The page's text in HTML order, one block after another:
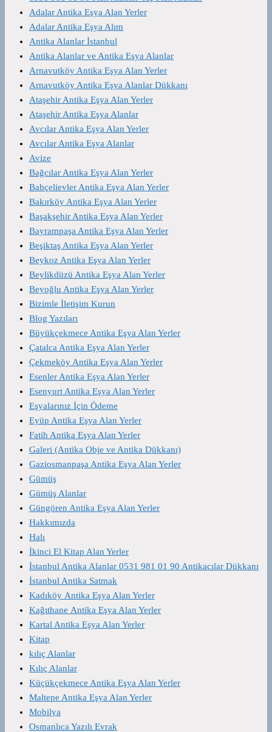
Adalar Antika Eşya Alan Yerler
Adalar Antika Eşya Alım
Antika Alanlar İstanbul
Antika Alanlar ve Antika Eşya Alanlar
Arnavutköy Antika Eşya Alan Yerler
Arnavutköy Antika Eşya Alanlar Dükkanı
Ataşehir Antika Eşya Alan Yerler
Ataşehir Antika Eşya Alanlar
Avcılar Antika Eşya Alan Yerler
Avcılar Antika Eşya Alanlar
Avize
Bağcılar Antika Eşya Alan Yerler
Bahçelievler Antika Eşya Alan Yerler
Bakırköy Antika Eşya Alan Yerler
Başakşehir Antika Eşya Alan Yerler
Bayrampaşa Antika Eşya Alan Yerler
Beşiktaş Antika Eşya Alan Yerler
Beykoz Antika Eşya Alan Yerler
Beylikdüzü Antika Eşya Alan Yerler
Beyoğlu Antika Eşya Alan Yerler
Bizimle İletişim Kurun
Blog Yazıları
Büyükçekmece Antika Eşya Alan Yerler
Çatalca Antika Eşya Alan Yerler
Çekmeköy Antika Eşya Alan Yerler
Esenler Antika Eşya Alan Yerler
Esenyurt Antika Eşya Alan Yerler
Eşyalarınız İçin Ödeme
Eyüp Antika Eşya Alan Yerler
Fatih Antika Eşya Alan Yerler
Galeri (Antika Obje ve Antika Dükkanı)
Gaziosmanpaşa Antika Eşya Alan Yerler
Gümüş
Gümüş Alanlar
Güngören Antika Eşya Alan Yerler
Hakkımızda
Halı
İkinci El Kitap Alan Yerler
İstanbul Antika Alanlar 0531 981 01 90 Antikacılar Dükkanı
İstanbul Antika Satmak
Kadıköy Antika Eşya Alan Yerler
Kağıthane Antika Eşya Alan Yerler
Kartal Antika Eşya Alan Yerler
Kitap
kılıç Alanlar
Kılıç Alanlar
Küçükçekmece Antika Eşya Alan Yerler
Maltepe Antika Eşya Alan Yerler
Mobilya
Osmanlıca Yazılı Evrak